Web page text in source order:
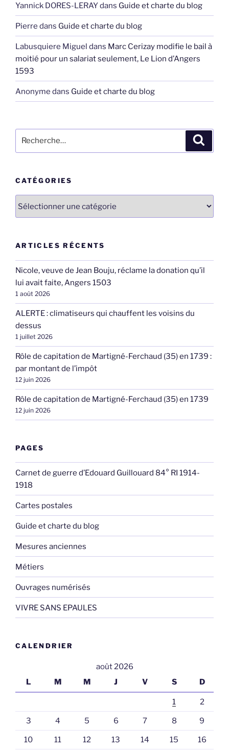
Yannick DORES-LERAYdans Guide et charte du blog
Pierre dans Guide et charte du blog
Labusquiere Miguel dans Marc Cerizay modifie le bail à
moitié pour un salariat seulement, Le Lion d’Angers
1593
Anonyme dans Guide et charte du blog
pour
CATÉGORIES
ARTICLES RÉCENTS
Nicole, veuve de Jean Bouju, réclame la donation qu’il
lui avait faite, Angers 1503
1 août 2026
ALERTE : climatiseurs qui chauffent les voisins du
dessus
1 juillet 2026
Rôle de capitation de Martigné-Ferchaud (35) en 1739 :
par montant de l’impôt
12 juin 2026
Rôle de capitation de Martigné-Ferchaud (35) en 1739
12 juin 2026
PAGES
Carnet de guerre d’Edouard Guillouard 84° RI 1914-
1918
Cartes postales
Guide et charte du blog
Mesures anciennes
Métiers
Ouvrages numérisés
VIVRE SANS EPAULES
CALENDRIER
août 2026
L
M M J V S D
1 2
3 4 5 6 7 8 9
10 11 12 13 14 15 16